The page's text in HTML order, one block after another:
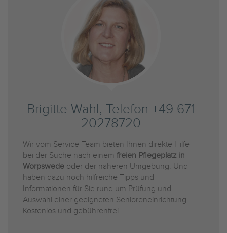
Brigitte Wahl, Telefon +49 671
20278720
Wir vom Service-Team bieten Ihnen direkte Hilfe
bei der Suche nach einem freien Pflegeplatz in
Worpswede oder der näheren Umgebung. Und
haben dazu noch hilfreiche Tipps und
Informationen für Sie rund um Prüfung und
Auswahl einer geeigneten Senioreneinrichtung.
Kostenlos und gebührenfrei.